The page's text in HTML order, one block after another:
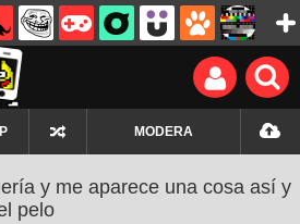
MODERA
y me aparece una cosa así y
pelo